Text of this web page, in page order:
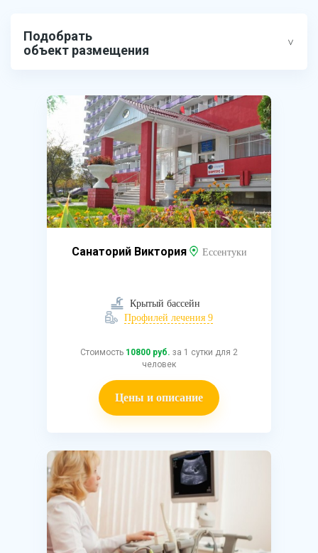
Подобрать
объект размещения
Санаторий Виктория Ессентуки
Крытый бассейн
Профилей лечения 9
Стоимость 10800 руб. за 1 сутки для 2
человек
Цены и описание